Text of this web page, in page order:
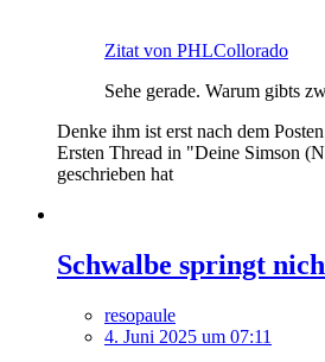
Zitat von PHLCollorado
Sehe gerade. Warum gibts
Denke ihm ist erst nach dem
Ersten Thread in "Deine Simson
geschrieben hat
Schwalbe springt
resopaule
4. Juni 2025 um 07:11